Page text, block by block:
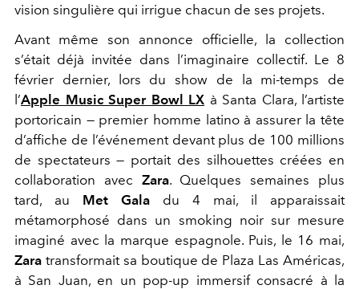
vision singulière qui irrigue chacun de ses projets.
Avant même son annonce officielle, la collection
s’était déjà invitée dans l’imaginaire collectif. Le 8
février dernier, lors du show de la mi-temps de
l’Apple Music Super Bowl LX à Santa Clara, l’artiste
portoricain — premier homme latino à assurer la tête
d’affiche de l’événement devant plus de 100 millions
de spectateurs — portait des silhouettes créées en
collaboration avec Zara. Quelques semaines plus
tard, au Met Gala du 4 mai, il apparaissait
métamorphosé dans un smoking noir sur mesure
imaginé avec la marque espagnole. Puis, le 16 mai,
Zara transformait sa boutique de Plaza Las Américas,
à San Juan, en un pop-up immersif consacré à la